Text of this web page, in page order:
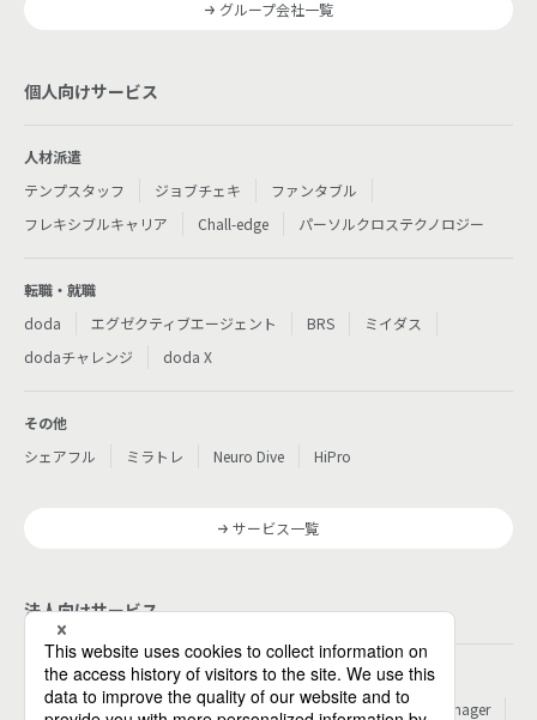
グループ会社一覧
個人向けサービス
人材派遣
テンプスタッフ
ジョブチェキ
ファンタブル
フレキシブルキャリア
Chall-edge パーソルクロステクノロジー
転職・就職
doda
エグゼクティブエージェント BRS
ミイダス
dodaチャレンジ
doda X
その他
シェアフル
ミラトレ Neuro Dive HiPro
サービス一覧
法人向けサービス
その他
パーソルのRPA
ワークスイッチコンサルティング HITO-Manager